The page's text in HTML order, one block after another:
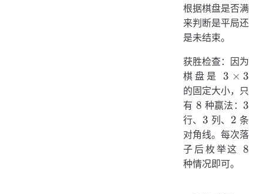
根据棋盘是否满
来判断是平局还
是未结束。
获胜检查：因为
棋盘是3
\times
3
3 × 3
的固定大小，只
有 8
8 种赢法：3
3
行、 3
3 列、 2
2 条
对角线。每次落
子后枚举这 8
8
种情况即可。